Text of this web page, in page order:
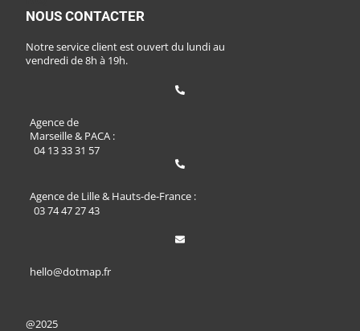
NOUS CONTACTER
Notre service client est ouvert du lundi au
vendredi de 8h à 19h.
Agence de
Marseille & PACA :
04 13 33 31 57
Agence de Lille & Hauts-de-France :
03 74 47 27 43
hello@dotmap.fr
@2025